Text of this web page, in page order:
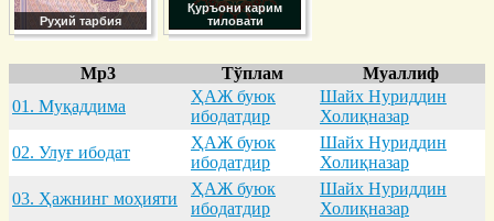
Руҳий тарбия
Қуръони карим
тиловати
Mp3 Тўплам
Муаллиф
01. Муқaддимa
ҲАЖ буюк
ибодатдир
Шайх Нуриддин
Холиқназар
02. Улуғ ибодaт
ҲАЖ буюк
ибодатдир
Шайх Нуриддин
Холиқназар
03. Ҳaжнинг моҳияти
ҲАЖ буюк
ибодатдир
Шайх Нуриддин
Холиқназар